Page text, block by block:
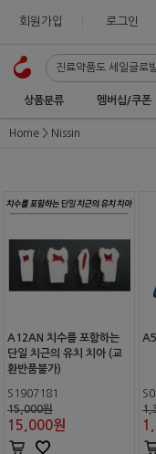
회원가입 로그인
상품분류 멤버십/쿠폰
Home Nissin
A12AN 치수를 포함하는
단일 치근의 유치 치아 (교
환반품불가)
S1907181
15,000원
15,000원